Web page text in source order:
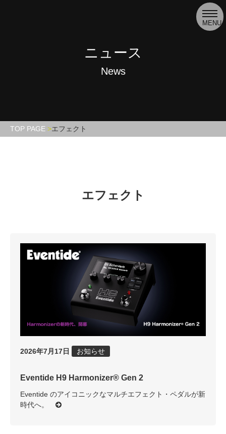
MENU
ニュース
News
TOP PAGE エフェクト
エフェクト
2026年7月17日 お知らせ
Eventide H9 Harmonizer® Gen 2
Eventide のアイコニックなマルチエフェクト・ペダルが新
時代へ。